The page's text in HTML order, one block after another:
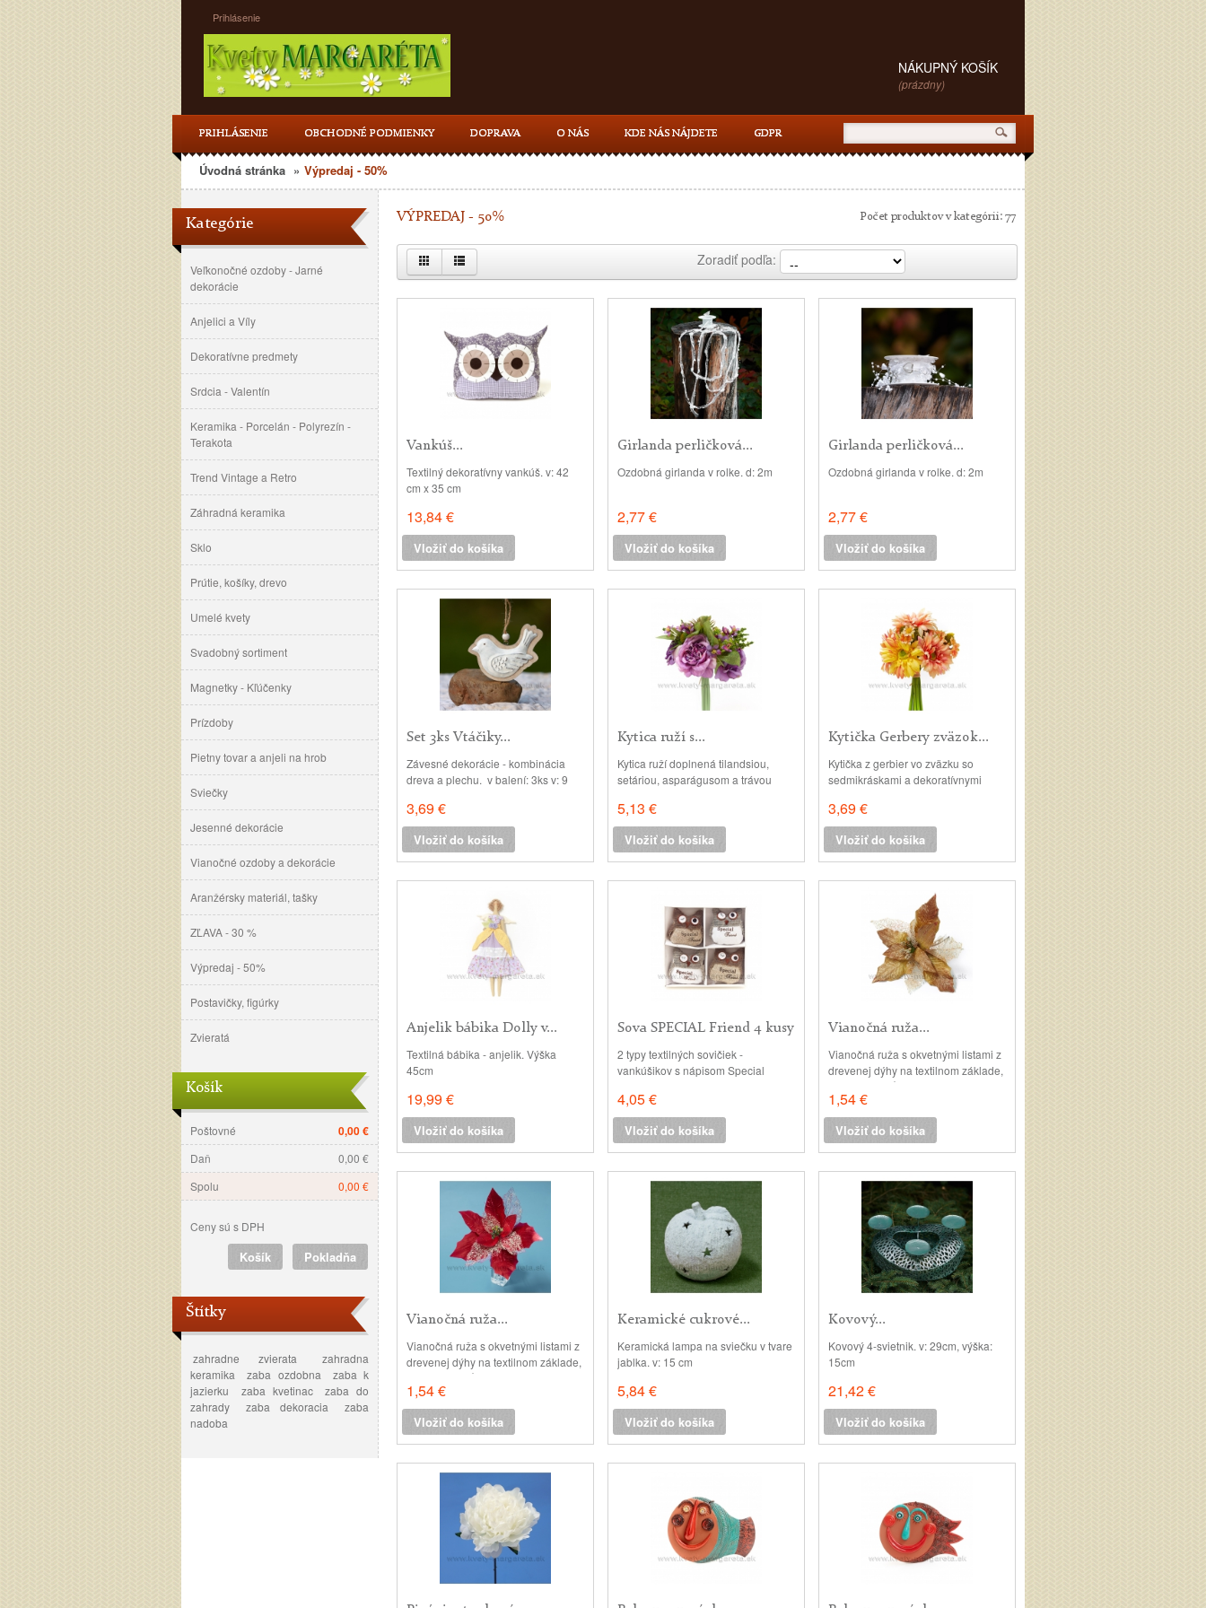
Prihlásenie
NÁKUPNÝ KOŠÍK
(prázdny)
PRIHLÁSENIE OBCHODNÉ PODMIENKY DOPRAVA O NÁS KDE NÁS NÁJDETE GDPR
Úvodná stránka » Výpredaj - 50%
Kategórie
Veľkonočné ozdoby - Jarné
dekorácie
Anjelici a Víly
Dekoratívne predmety
Srdcia - Valentín
Keramika - Porcelán - Polyrezín -
Terakota
Trend Vintage a Retro
Záhradná keramika
Sklo
Prútie, košíky, drevo
Umelé kvety
Svadobný sortiment
Magnetky - Kľúčenky
Prízdoby
Pietny tovar a anjeli na hrob
Sviečky
Jesenné dekorácie
Vianočné ozdoby a dekorácie
Aranžérsky materiál, tašky
ZĽAVA - 30 %
Výpredaj - 50%
Postavičky, figúrky
Zvieratá
Košík
0,00 €
Poštovné
0,00 €
Daň
0,00 €
Spolu
Ceny sú s DPH
Pokladňa
Košík
Štítky
zahradne zvierata
zahradna
keramika
zaba ozdobna
zaba k
jazierku
zaba kvetinac
zaba do
zahrady
zaba dekoracia
zaba
nadoba
VÝPREDAJ - 50% Počet produktov v kategórii: 77
Zoradiť podľa:
Vankúš...
Textilný dekoratívny vankúš. v: 42
cm x 35 cm
13,84 €
Vložiť do košíka
Girlanda perličková...
Ozdobná girlanda v rolke. d: 2m
2,77 €
Vložiť do košíka
Girlanda perličková...
Ozdobná girlanda v rolke. d: 2m
2,77 €
Vložiť do košíka
Set 3ks Vtáčiky...
Závesné dekorácie - kombinácia
dreva a plechu. v balení: 3ks v: 9
3,69 €
Vložiť do košíka
Kytica ruží s...
Kytica ruží doplnená tilandsiou,
setáriou, asparágusom a trávou
5,13 €
Vložiť do košíka
Kytička Gerbery zväzok...
Kytička z gerbier vo zväzku so
sedmikráskami a dekoratívnymi
3,69 €
Vložiť do košíka
Anjelik bábika Dolly v...
Textilná bábika - anjelik. Výška
45cm
19,99 €
Vložiť do košíka
Sova SPECIAL Friend 4 kusy
2 typy textilných sovičiek -
vankúšikov s nápisom Special
vyobrazenú sadu 4 kusov.
4,05 €
Vložiť do košíka
Vianočná ruža...
Vianočná ruža s okvetnými listami z
drevenej dýhy na textilnom základe,
doplnená sieťovanými listami s
glitrom. Hlava: 25cm, výška 18cm
1,54 €
Vložiť do košíka
Vianočná ruža...
Vianočná ruža s okvetnými listami z
drevenej dýhy na textilnom základe,
doplnená sieťovanými listami s
glitrom. Hlava: 25cm, výška 18cm
1,54 €
Vložiť do košíka
Keramické cukrové...
Keramická lampa na sviečku v tvare
jablka. v: 15 cm
5,84 €
Vložiť do košíka
Kovový...
Kovový 4-svietnik. v: 29cm, výška:
15cm
21,42 €
Vložiť do košíka